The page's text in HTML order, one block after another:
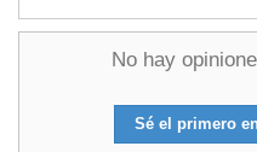
No hay
Sé el primero